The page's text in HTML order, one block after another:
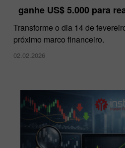
ganhe US$ 5.000 para
Transforme o dia 14 de
próximo marco financeiro.
02.02.2026